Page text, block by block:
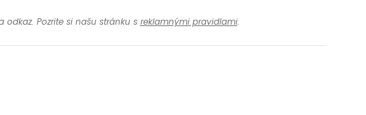
odkaz. Pozrite si našu stránku s reklamnými pravidlami.